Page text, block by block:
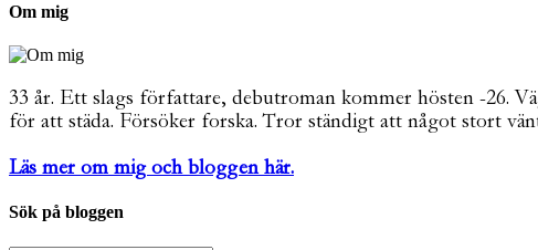
Om mig
33 år. Ett slags författare, debutroman kommer hösten -26.
för att städa. Försöker forska. Tror ständigt att något stort
Läs mer om mig och bloggen här.
Sök på bloggen